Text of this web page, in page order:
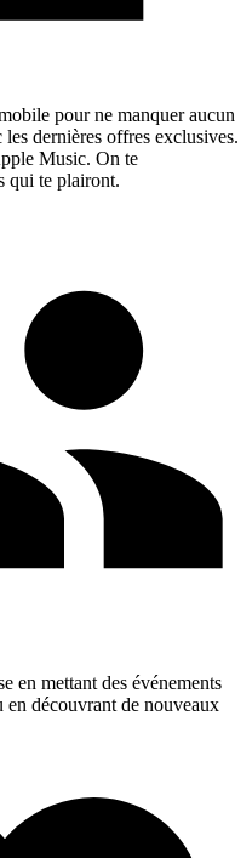
pour ne manquer aucun
dernières offres exclusives.
Music. On te
qui te plairont.
en mettant des événements
en découvrant de nouveaux